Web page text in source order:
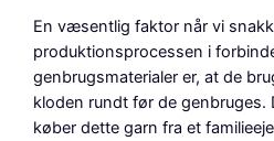
0
,
0
0
k
r
.
En væsentlig faktor når vi
produktionsprocessen i
genbrugsmaterialer er, at de
kloden rundt før de genbruges.
køber dette garn fra et